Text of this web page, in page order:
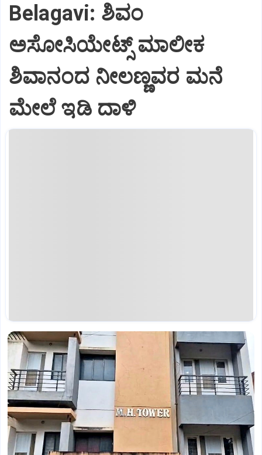
Belagavi: ಶಿವಂ
ಅಸೋಸಿಯೇಟ್ಸ್ ಮಾಲೀಕ
ಶಿವಾನಂದ ನೀಲಣ್ಣವರ ಮನೆ
ಮೇಲೆ ಇಡಿ‌ ದಾಳಿ